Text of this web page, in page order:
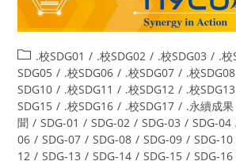
.校SDG01 / .校SDG02 / .校SDG03 / .校
SDG05 / .校SDG06 / .校SDG07 / .校SDG08
SDG10 / .校SDG11 / .校SDG12 / .校SDG13
SDG15 / .校SDG16 / .校SDG17 / .永續成果
聞 / SDG-01 / SDG-02 / SDG-03 / SDG-04
06 / SDG-07 / SDG-08 / SDG-09 / SDG-10
12 / SDG-13 / SDG-14 / SDG-15 / SDG-16